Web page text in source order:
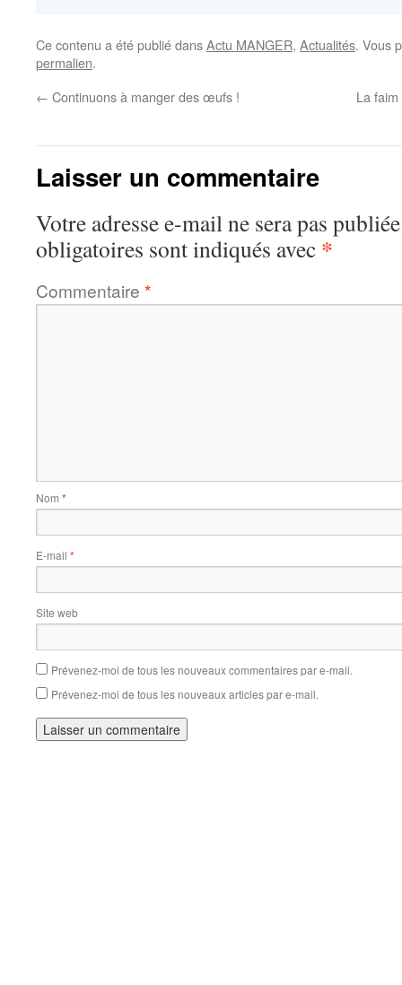
Ce contenu a été publié dansActu MANGER, Actualités. Vous
permalien.
← Continuons à manger des œufs ! La
Laisser un commentaire
Votre adresse e-mail ne sera pas
obligatoires sont indiqués avec *
Commentaire *
Nom *
E-mail *
Site web
Prévenez-moi de tous les nouveaux commentaires par e-mail.
Prévenez-moi de tous les nouveaux articles par e-mail.